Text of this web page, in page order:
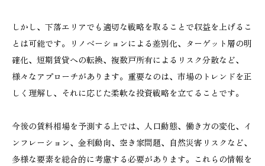
しかし、下落エリアでも適切な戦略を取ることで収益を上げるこ
とは可能です。リノベーションによる差別化、ターゲット層の明
確化、短期賃貸への転換、複数戸所有によるリスク分散など、
様々なアプローチがあります。重要なのは、市場のトレンドを正
しく理解し、それに応じた柔軟な投資戦略を立てることです。
今後の賃料相場を予測する上では、人口動態、働き方の変化、イ
ンフレーション、金利動向、空き家問題、自然災害リスクなど、
多様な要素を総合的に考慮する必要があります。これらの情報を